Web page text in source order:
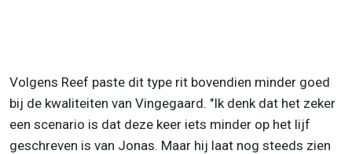
Volgens Reef paste dit type rit bovendien minder goed
bij de kwaliteiten van Vingegaard. "Ik denk dat het zeker
een scenario is dat deze keer iets minder op het lijf
geschreven is van Jonas. Maar hij laat nog steeds zien